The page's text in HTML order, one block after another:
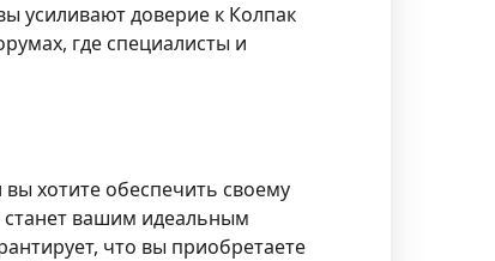
усиливают доверие к Колпак
где специалисты и
вы хотите обеспечить своему
вашим идеальным
что вы приобретаете